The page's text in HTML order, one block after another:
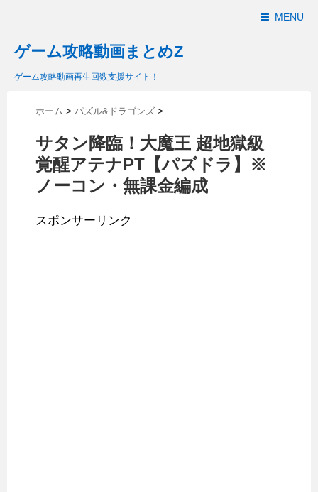
MENU
ゲーム攻略動画まとめZ
ゲーム攻略動画再生回数支援サイト！
ホーム > パズル&ドラゴンズ >
サタン降臨！大魔王 超地獄級
覚醒アテナPT【パズドラ】※
ノーコン・無課金編成
スポンサーリンク